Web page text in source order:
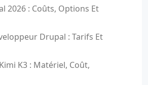
2026 : Coûts, Options Et
Drupal : Tarifs Et
K3 : Matériel, Coût,